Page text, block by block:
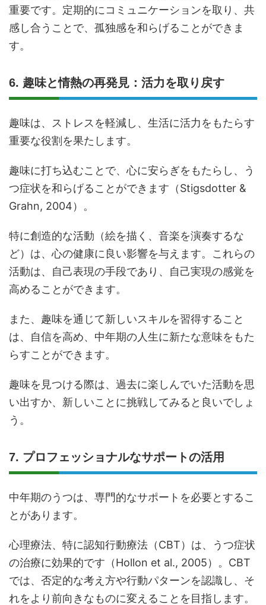
重要です。定期的にコミュニケーションを取り、共
感し合うことで、孤独感を和らげることができま
す。
6. 趣味と情熱の再発見：活力を取り戻す
趣味は、ストレスを軽減し、生活に活力をもたらす
重要な役割を果たします。
趣味に打ち込むことで、心に安らぎをもたらし、う
つ症状を和らげることができます（Stigsdotter &
Grahn, 2004）。
特に創造的な活動（絵を描く、音楽を演奏するな
ど）は、心の健康に良い影響を与えます。これらの
活動は、自己表現の手段であり、自己実現の感覚を
高めることができます。
また、趣味を通じて新しいスキルを習得すること
は、自信を高め、中年期の人生に新たな意味をもた
らすことができます。
趣味を見つける際は、過去に楽しんでいた活動を思
い出すか、新しいことに挑戦してみると良いでしょ
う。
7. プロフェッショナルなサポートの活用
中年期のうつは、専門的なサポートを必要とするこ
とがあります。
心理療法、特に認知行動療法（CBT）は、うつ症状
の治療に効果的です（Hollon et al., 2005）。CBT
では、否定的な考え方や行動パターンを認識し、そ
れをより前向きなものに変えることを目指します。